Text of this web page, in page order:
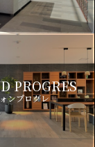
PROGRES
ンプログレ